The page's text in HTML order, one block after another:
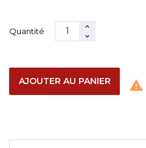
Quantité
AJOUTER AU PANIER 